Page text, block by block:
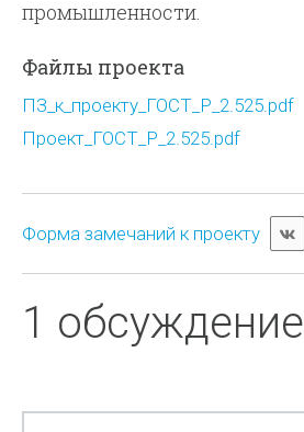
промышленности.
Файлы проекта
ПЗ_к_проекту_ГОСТ_Р_2.525.pdf
Проект_ГОСТ_Р_2.525.pdf
Форма замечаний к проекту
1 обсуждение